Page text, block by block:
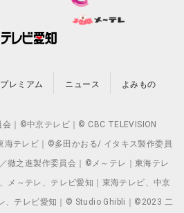
プレミアム ニュース よみもの
｜©中京テレビ｜© CBC TELEVISION
海テレビ｜©多田かおる/ イタキス製作委員
徹之進製作委員会｜©メ～テレ｜東海テレ
メ～テレ、テレビ愛知｜東海テレビ、中京
、テレビ愛知｜© Studio Ghibli｜©2023 二